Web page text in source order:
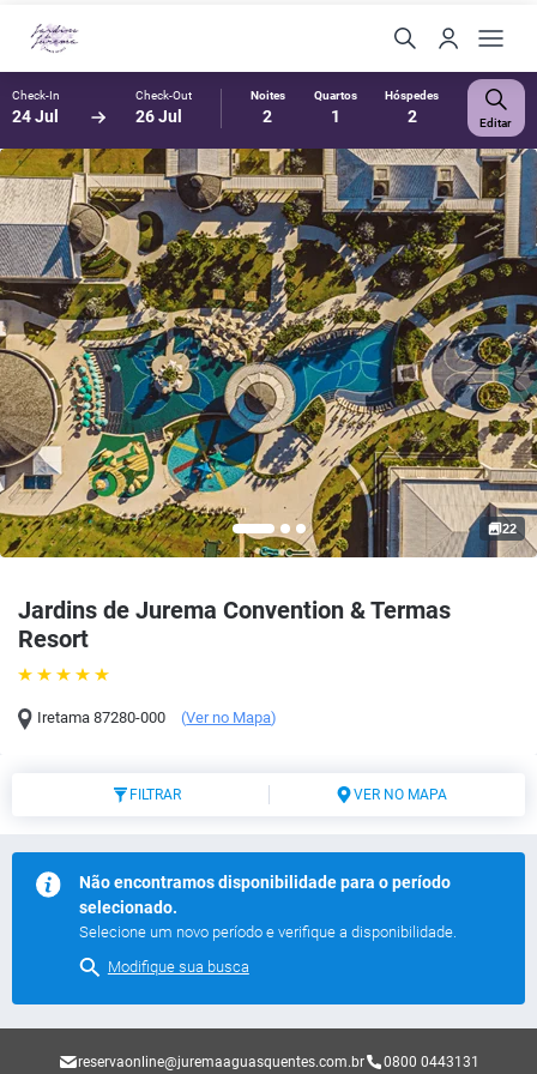
Check-In
24 Jul
Check-Out
26 Jul
Noites
2
Quartos
1
Hóspedes
2 Editar
Jardins de Jurema Convention & Termas
Resort
Iretama 87280-000 (Ver no Mapa)
22
FILTRAR VER NO MAPA
Não encontramos disponibilidade para o período
selecionado.
Selecione um novo período e verifique a disponibilidade.
Modifique sua busca
reservaonline@juremaaguasquentes.com.br 0800 0443131